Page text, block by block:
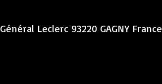
Leclerc 93220 GAGNY France